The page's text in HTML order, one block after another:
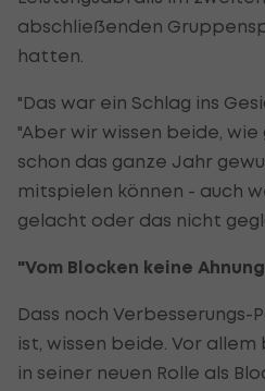
abschließenden
hatten.
"Das war ein Schlag ins
"Aber wir wissen beide,
schon das ganze Jahr
mitspielen können - auch
gelacht oder das nicht
"Vom Blocken keine
Dass noch
ist, wissen beide. Vor
in seiner neuen Rolle als